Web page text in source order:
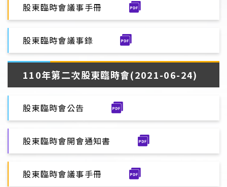
股東臨時會議事手冊
股東臨時會議事錄
110年第二次股東臨時會(2021-06-24)
股東臨時會公告
股東臨時會開會通知書
股東臨時會議事手冊